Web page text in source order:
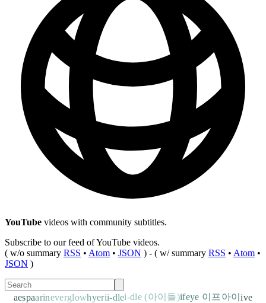
YouTube videos with community subtitles.
Subscribe to our feed of YouTube videos.
( w/o summary RSS • Atom • JSON ) ‐ ( w/ summary RSS • Atom •
JSON )
aespaarineverglowhyerii-dlei-dle (아이들)ifeye 이프아이ive